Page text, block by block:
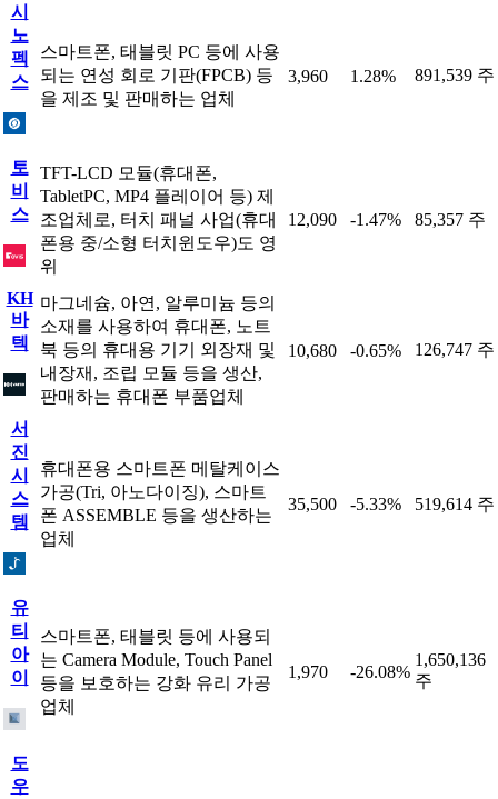
시
노
펙
스
스마트폰, 태블릿 PC 등에 사용
되는 연성 회로 기판(FPCB) 등
을 제조 및 판매하는 업체
3,960 1.28% 891,539 주
토
비
스
TFT-LCD 모듈(휴대폰,
TabletPC, MP4 플레이어 등) 제
조업체로, 터치 패널 사업(휴대
폰용 중/소형 터치윈도우)도 영
위
12,090 -1.47% 85,357 주
KH
바
텍
마그네슘, 아연, 알루미늄 등의
소재를 사용하여 휴대폰, 노트
북 등의 휴대용 기기 외장재 및
내장재, 조립 모듈 등을 생산,
판매하는 휴대폰 부품업체
10,680 -0.65% 126,747 주
서
진
시
스
템
휴대폰용 스마트폰 메탈케이스
가공(Tri, 아노다이징), 스마트
폰 ASSEMBLE 등을 생산하는
업체
35,500 -5.33% 519,614 주
유
티
아
이
스마트폰, 태블릿 등에 사용되
는 Camera Module, Touch Panel
등을 보호하는 강화 유리 가공
업체
1,970 -26.08%
1,650,136
주
도
우